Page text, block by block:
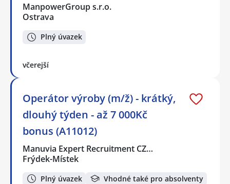
ManpowerGroup s.r.o.
Ostrava
Plný úvazek
včerejší
Operátor výroby (m/ž) - krátký,
dlouhý týden - až 7 000Kč
bonus (A11012)
Manuvia Expert Recruitment CZ…
Frýdek-Místek
Plný úvazek Vhodné také pro absolventy